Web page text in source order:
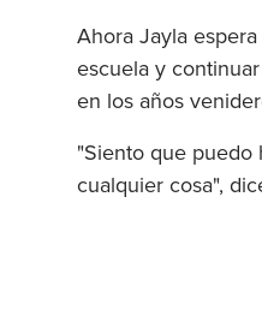
Ahora Jayla
escuela y
en los años
"Siento que puedo
cualquier cosa",